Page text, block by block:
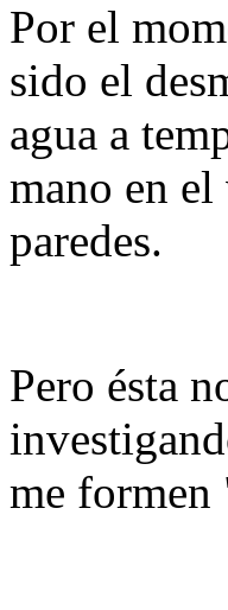
Por el
sido el
agua a
mano en
paredes.
Pero ésta
me formen